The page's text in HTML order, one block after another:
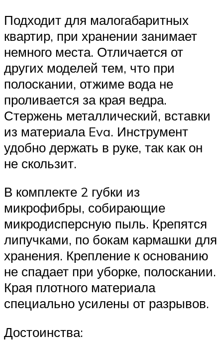
Подходит для малогабаритных
квартир, при хранении занимает
немного места. Отличается от
других моделей тем, что при
полоскании, отжиме вода не
проливается за края ведра.
Стержень металлический, вставки
из материала Eva. Инструмент
удобно держать в руке, так как он
не скользит.
В комплекте 2 губки из
микрофибры, собирающие
микродисперсную пыль. Крепятся
липучками, по бокам кармашки для
хранения. Крепление к основанию
не спадает при уборке, полоскании.
Края плотного материала
специально усилены от разрывов.
Достоинства: